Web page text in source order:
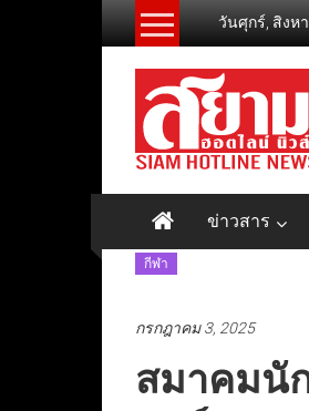
วันศุกร์, สิงห
ข่าวสาร
กีฬา
กรกฎาคม 3, 2025
สมาคมนั